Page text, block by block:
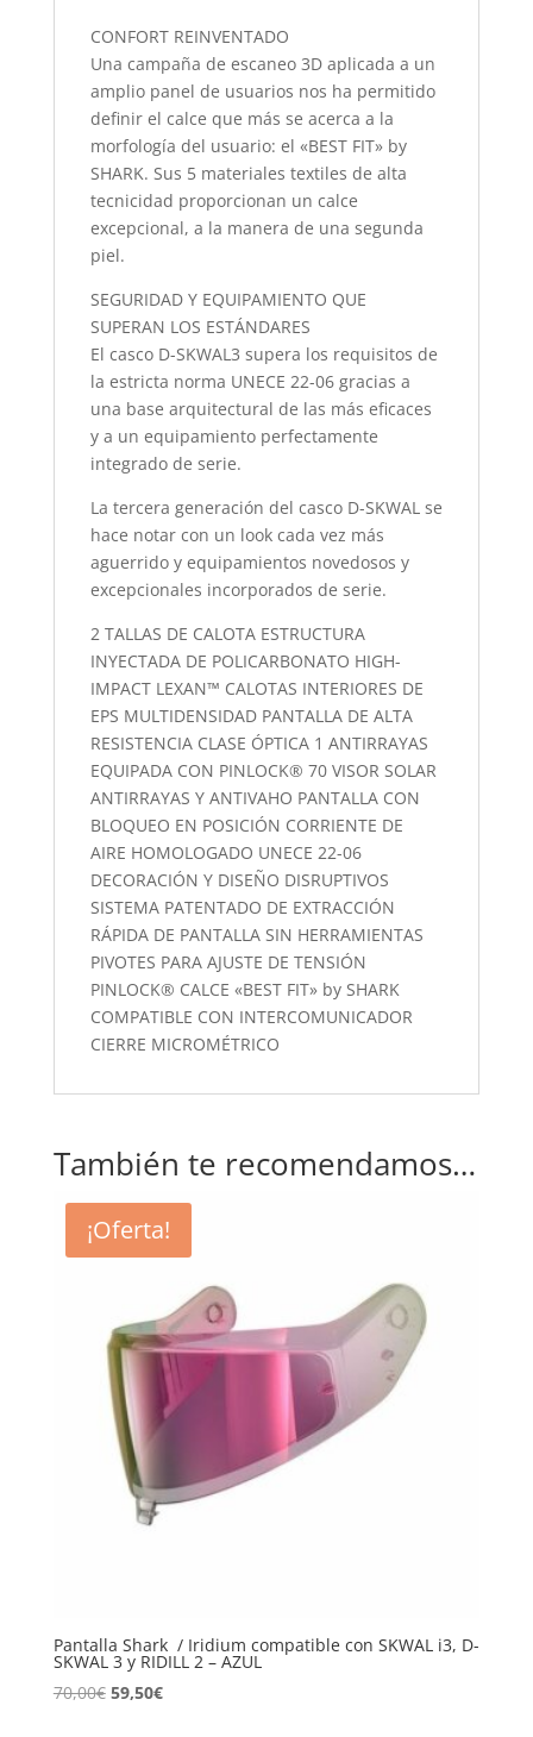
CONFORT REINVENTADO
Una campaña de escaneo 3D aplicada a un
amplio panel de usuarios nos ha permitido
definir el calce que más se acerca a la
morfología del usuario: el «BEST FIT» by
SHARK. Sus 5 materiales textiles de alta
tecnicidad proporcionan un calce
excepcional, a la manera de una segunda
piel.
SEGURIDAD Y EQUIPAMIENTO QUE
SUPERAN LOS ESTÁNDARES
El casco D-SKWAL3 supera los requisitos de
la estricta norma UNECE 22-06 gracias a
una base arquitectural de las más eficaces
y a un equipamiento perfectamente
integrado de serie.
La tercera generación del casco D-SKWAL se
hace notar con un look cada vez más
aguerrido y equipamientos novedosos y
excepcionales incorporados de serie.
2 TALLAS DE CALOTA ESTRUCTURA
INYECTADA DE POLICARBONATO HIGH-
IMPACT LEXAN™ CALOTAS INTERIORES DE
EPS MULTIDENSIDAD PANTALLA DE ALTA
RESISTENCIA CLASE ÓPTICA 1 ANTIRRAYAS
EQUIPADA CON PINLOCK® 70 VISOR SOLAR
ANTIRRAYAS Y ANTIVAHO PANTALLA CON
BLOQUEO EN POSICIÓN CORRIENTE DE
AIRE HOMOLOGADO UNECE 22-06
DECORACIÓN Y DISEÑO DISRUPTIVOS
SISTEMA PATENTADO DE EXTRACCIÓN
RÁPIDA DE PANTALLA SIN HERRAMIENTAS
PIVOTES PARA AJUSTE DE TENSIÓN
PINLOCK® CALCE «BEST FIT» by SHARK
COMPATIBLE CON INTERCOMUNICADOR
CIERRE MICROMÉTRICO
También te recomendamos…
¡Oferta!
Pantalla Shark / Iridium compatible con SKWAL i3, D-
SKWAL 3 y RIDILL 2 – AZUL
70,00€ El
59,50€El